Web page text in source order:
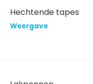
Hechtende tapes
Weergave